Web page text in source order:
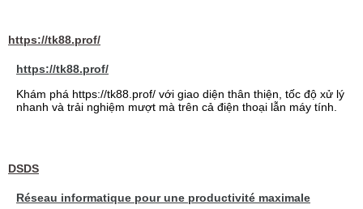
https://tk88.prof/
https://tk88.prof/
Khám phá https://tk88.prof/ với giao diện thân thiện, tốc độ xử lý
nhanh và trải nghiệm mượt mà trên cả điện thoại lẫn máy tính.
DSDS
Réseau informatique pour une productivité maximale